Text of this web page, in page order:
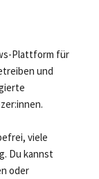
Plattform für
und
viele
Du kannst
oder